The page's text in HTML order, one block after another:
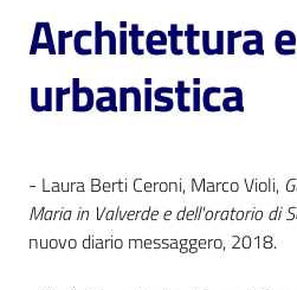
Cosa
puoi
fare
Scopri
i
contenuti
Architettura e
urbanistica
- Laura Berti Ceroni, Marco Violi,
Maria in Valverde e dell'oratorio di
nuovo diario messaggero, 2018.